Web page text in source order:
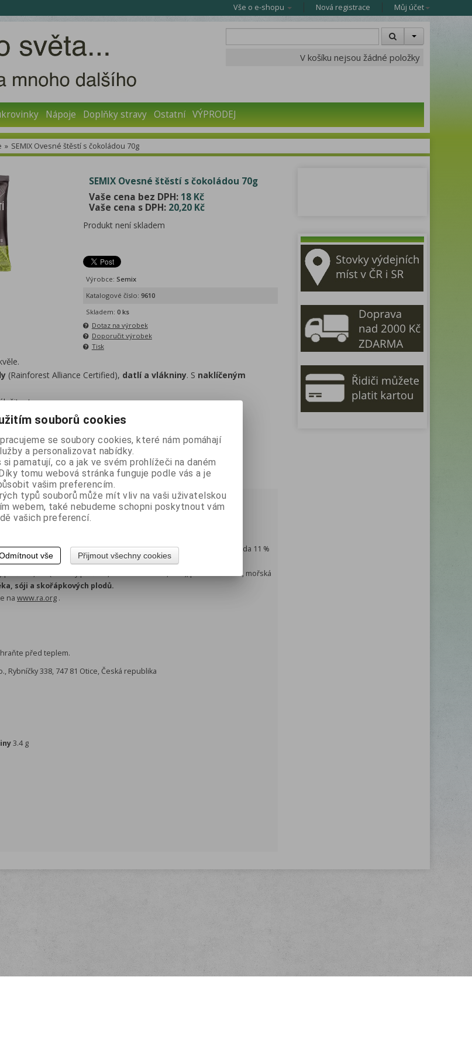
Vše o e-shopu Nová registrace Můj účet
V košíku nejsou žádné položky
Nápoje Doplňky stravy Ostatní VÝPRODEJ
» SEMIX Ovesné štěstí s čokoládou 70g
SEMIX Ovesné štěstí s čokoládou 70g
Vaše cena bez DPH: 18 Kč
Vaše cena s DPH: 20,20 Kč
Produkt není skladem
Výrobce: Semix
Katalogové číslo: 9610
Skladem: 0 ks
Dotaz na výrobek
Doporučit výrobek
Tisk
(Rainforest Alliance Certified), datlí a vlákniny. S naklíčeným
Pokud o něj máte zájem,napište nám, prosím.
zařídit.
s čokoládou 70 g
bez lepku
OVESNÉvločky bez lepku 29 % (obsah lepku max. 20 mg/kg), čokoláda 11 %
emulgátor: lecitiny), voda, slunečnicový olej, kakao se sníženým
0,6 % (kakaový prášek*, kakaová hmota*, cukr), přírodní aroma, mořská
sóji a skořápkových plodů.
na www.ra.org .
před teplem.
Rybníčky 338, 747 81 Otice, Česká republika
3.4 g
souborů cookies
se soubory cookies, které nám pomáhají
a personalizovat nabídky.
pamatují, co a jak ve svém prohlížeči na daném
tomu webová stránka funguje podle vás a je
vašim preferencím.
typů souborů může mít vliv na vaši uživatelskou
webem, také nebudeme schopni poskytnout vám
vašich preferencí.
vše Přijmout všechny cookies